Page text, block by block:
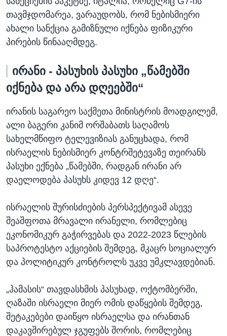
თავმჯდომარეა, ვარაუდობს, რომ ნებისმიერი
ახალი სანქცია გამიზნული იქნება ფიზიკური
პირების წინააღმდეგ.
ირანი - პასუხის პასუხი „წამებში
იქნება და არა დღეებში“
ირანის საგარეო საქმეთა მინისტრის მოადგილემ,
ალი ბაგერი კანიმ ორშაბათს საღამოს
სახელმწიფო ტელევიზიას განუცხადა, რომ
ისრაელის ნებისმიერ კონტრშეტევაზე თეირანს
პასუხი ექნება „წამებში, რადგან ირანი არ
დაელოდება პასუხს კიდევ 12 დღე“.
ისრაელის შურისძიების პერსპექტივამ ასევე
შეაშფოთა მრავალი ირანელი, რომლებიც
ეკონომიკურ გაჭირვებას და 2022-2023 წლების
საპროტესტო აქციების შემდეგ, მკაცრ სოციალურ
და პოლიტიკურ კონტროლს უკვე უმკლავდებიან.
„ჰამასის“ თავდასხმის პასუხად, ოქტომბერში,
ღაზაში ისრაელი მიერ ომის დაწყების შემდეგ,
შეტაკებები დაიწყო ისრაელსა და ირანთან
დაკავშირებულ ჯგუფებს შორის, რომლებიც